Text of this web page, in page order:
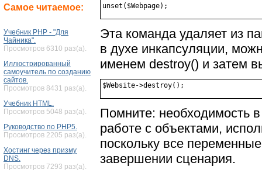
Самое читаемое:
Учебник PHP - "Для
Чайника".
Просмотров 6310 раз(а).
Иллюстрированный
самоучитель по созданию
сайтов.
Просмотров 8431 раз(а).
Учебник HTML.
Просмотров 5048 раз(а).
Руководство по PHP5.
Просмотров 2205 раз(а).
Хостинг через призму
DNS.
Просмотров 7293 раз(а).
Эта команда удаляет из
в духе инкапсуляции,
именем destroy() и затем
Помните: необходимость
работе с объектами,
поскольку все
завершении сценария.